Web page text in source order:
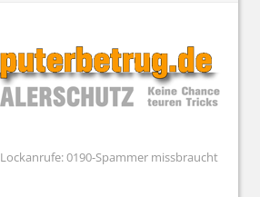
Lockanrufe: 0190-Spammer missbraucht